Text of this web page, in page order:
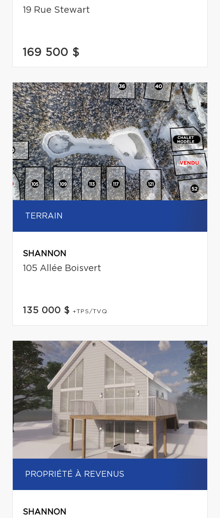
19 Rue Stewart
169 500 $
TERRAIN
SHANNON
105 Allée Boisvert
135 000 $ +TPS/TVQ
PROPRIÉTÉ À REVENUS
SHANNON